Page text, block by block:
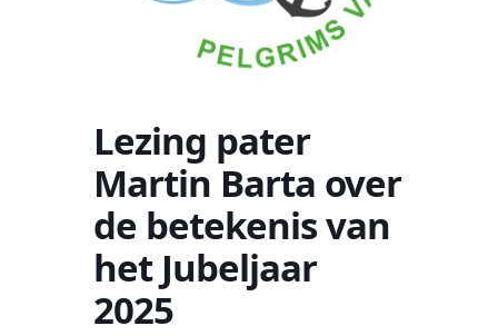
Lezing pater
Martin Barta over
de betekenis van
het Jubeljaar
2025